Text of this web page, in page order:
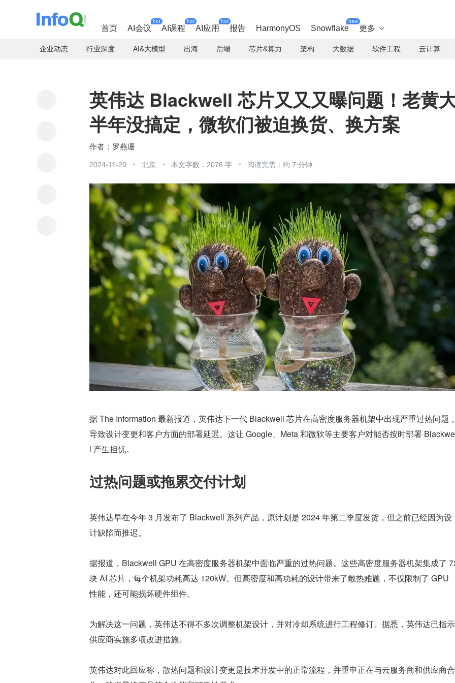
首页 AI会议
hot
AI课程
hot
AI应用
hot
报告 HarmonyOS Snowflake
new
更多 
企业动态 行业深度 AI&大模型 出海 后端 芯片&算力 架构 大数据 软件工程 云计算
英伟达 Blackwell 芯片又又又曝问题！老黄
半年没搞定，微软们被迫换货、换方案
罗燕珊
2024-11-20 北京 本文字数：2078 字 阅读完需：约 7 分钟
据 The Information 最新报道，英伟达下一代 Blackwell 芯片在高密度服务器机架中出现严重过热问题
导致设计变更和客户方面的部署延迟。这让 Google、Meta 和微软等主要客户对能否按时部署
l 产生担忧。
过热问题或拖累交付计划
英伟达早在今年 3 月发布了 Blackwell 系列产品，原计划是 2024 年第二季度发货，但之前已经因为设
计缺陷而推迟。
据报道，Blackwell GPU 在高密度服务器机架中面临严重的过热问题。这些高密度服务器机架集成了
块 AI 芯片，每个机架功耗高达 120kW。但高密度和高功耗的设计带来了散热难题，不仅限制了 GPU
性能，还可能损坏硬件组件。
为解决这一问题，英伟达不得不多次调整机架设计，并对冷却系统进行工程修订。据悉，英伟达已指示
供应商实施多项改进措施。
英伟达对此回应称，散热问题和设计变更是技术开发中的正常流程，并重申正在与云服务商和供应商合